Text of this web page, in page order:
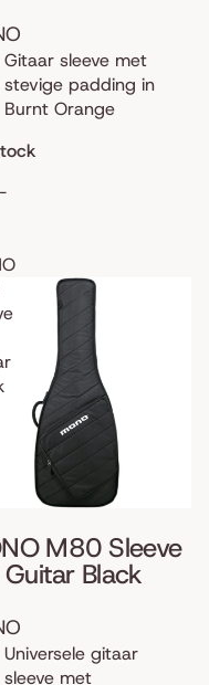
Gitaar sleeve met
stevige padding in
Burnt Orange
M80 Sleeve
Black
Universele gitaar
sleeve met